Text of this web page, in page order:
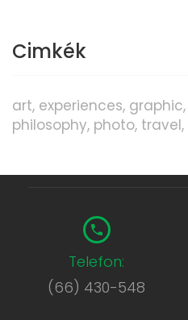
Cimkék
art experiences graphic
philosophy photo travel
Telefon:
(66) 430-548